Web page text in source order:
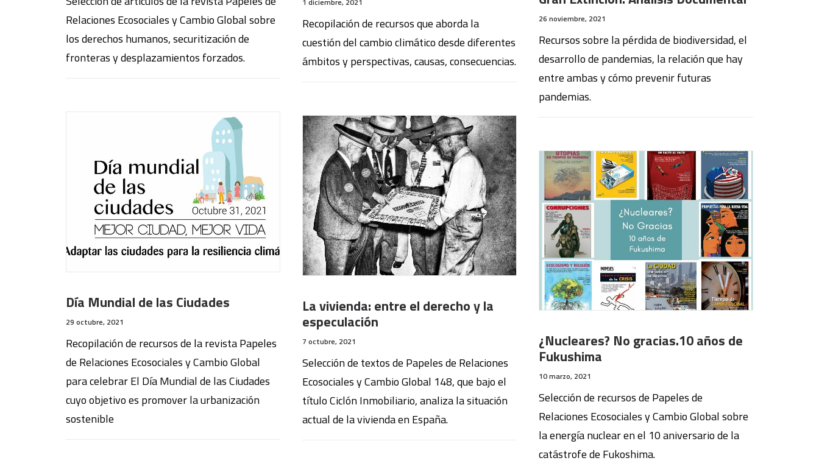
Relaciones Ecosociales y Cambio Global sobre
los derechos humanos, securitización de
fronteras y desplazamientos forzados.
Recopilación de recursos que aborda la
cuestión del cambio climático desde diferentes
ámbitos y perspectivas, causas, consecuencias.
26 noviembre, 2021
Recursos sobre la pérdida de biodiversidad, el
desarrollo de pandemias, la relación que hay
entre ambas y cómo prevenir futuras
pandemias.
Día Mundial de las Ciudades
29 octubre, 2021
Recopilación de recursos de la revista Papeles
de Relaciones Ecosociales y Cambio Global
para celebrar El Día Mundial de las Ciudades
cuyo objetivo es promover la urbanización
sostenible
La vivienda: entre el derecho y la
especulación
7 octubre, 2021
Selección de textos de Papeles de Relaciones
Ecosociales y Cambio Global 148, que bajo el
título Ciclón Inmobiliario, analiza la situación
actual de la vivienda en España.
¿Nucleares? No gracias.10 años de
Fukushima
10 marzo, 2021
Selección de recursos de Papeles de
Relaciones Ecosociales y Cambio Global sobre
la energía nuclear en el 10 aniversario de la
catástrofe de Fukoshima.